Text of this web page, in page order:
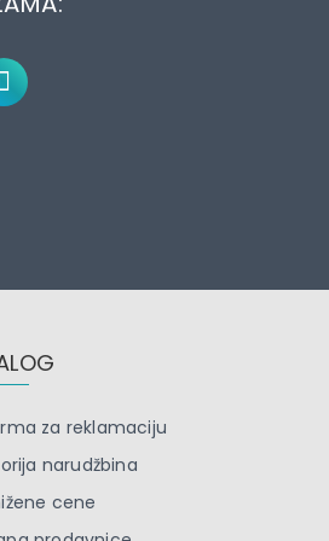
za reklamaciju
narudžbina
cene